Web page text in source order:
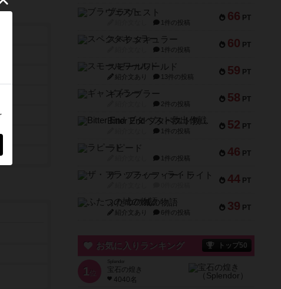
66 PT
ブラヴェスト
1件の投稿
60 PT
スペクタキュラー
1件の投稿
59 PT
スモールワールド
紹介文あり 13件の投稿
58 PT
ギャンブラー
2件の投稿
52 PT
Bitter End ブタペスト救出作戦
1件の投稿
46 PT
ラピード
1件の投稿
44 PT
ザ・フラッフィー・ライト
39 PT
ふたつの城の物語
紹介文あり 6件の投稿
お気に入りランキング トップ50
1 位
宝石の煌き
4040名